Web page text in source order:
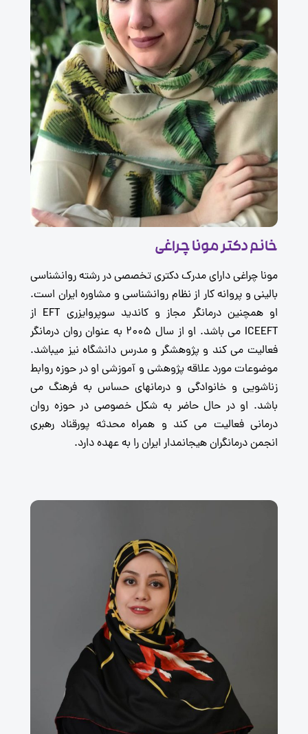
خانم دکتر مونا چراغی
مونا چراغی دارای مدرک دکتری تخصصی در رشته روانشناسی
بالینی و پروانه کار از نظام روانشناسی و مشاوره ایران است.
او همچنین درمانگر مجاز و کاندید سوپروایزری EFT از
ICEEFT می باشد. او از سال ۲۰۰۵ به عنوان روان درمانگر
فعالیت می کند و پژوهشگر و مدرس دانشگاه نیز میباشد.
موضوعات مورد علاقه پژوهشی و آموزشی او در حوزه روابط
زناشویی و خانوادگی و درمانهای حساس به فرهنگ می
باشد. او در حال حاضر به شکل خصوصی در حوزه روان
درمانی فعالیت می کند و همراه محدثه پورقناد رهبری
انجمن درمانگران هیجانمدار ایران را به عهده دارد.